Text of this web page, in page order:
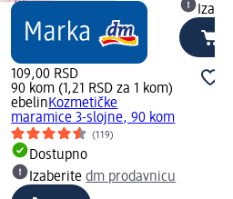
109,00 RSD
90 kom (1,21 RSD za 1 kom)
ebelinKozmetičke
maramice 3-slojne, 90 kom
(119)
Dostupno
Izaberitedm prodavnicu